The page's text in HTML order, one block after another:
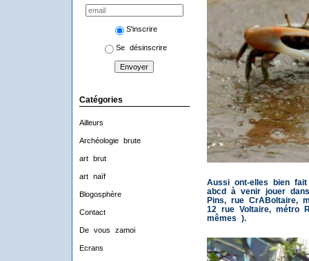
S'inscrire
Se désinscrire
Catégories
Ailleurs
Archéologie brute
art brut
art naïf
Blogosphère
Contact
De vous zamoi
Ecrans
Aussi ont-elles bien fait
abcd à venir jouer
Pins, rue CrABoltaire,
12 rue Voltaire, métro
mêmes ).